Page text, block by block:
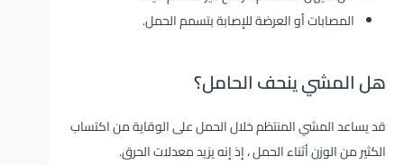
المصابات أو العرضة للإصابة بتسمم الحمل.
هل المشي ينحف الحامل؟
قد يساعد المشي المنتظم خلال الحمل على الوقاية من اكتساب
الكثير من الوزن أثناء الحمل ، إذ إنه يزيد معدلات الحرق.